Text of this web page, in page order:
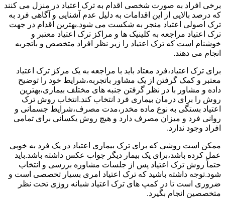
برخی افراد به صورت شخصی اقدام به ترک اعتیاد در منزل می کنند
که درصد بالایی از این اقدامات به دلیل عدم آشنایی و آگاهی فرد به
ترک اصولی اعتیاد منجر به شکست می شود.بهترین اقدام در جهت
ترک اعتیاد مراجعه به کلینیک ها و مراکز ترک اعتیاد معتبر و
خوشنام است که ترک اعتیاد را زیر نظر افراد متخصص و باتجربه
انجام می دهند.
برای ترک اعتیاد،فرد معتاد باید با مراجعه به یک مرکز ترک اعتیاد
معتبر و کمک گرفتن از یک مشاور باتجربه،شرایط خود را توضیح
داده و مشاور با در نظر گرفتن جنبه های مختلف بیماری،بهترین
روش را برای درمان بیماری فرد انتخاب کند.انتخاب روش ترک
اعتیاد بستگی به نوع ماده مخدر،مدت مصرف،شرایط جسمانی و
روانی فرد و میزان مصرف دارد و هیچ روش یکسانی برای تمامی
افراد وجود ندارد.
ممکن است روشی که برای ترک بیماری اعتیاد در یک فرد به خوبی
عمل کرده باشد،برای یک بیمار دیگر جواب عکس داشته باشد.باید
حتماً روش ترک اعتیاد پس از جلسات مشاوره بررسی و انتخاب
شود.توجه داشته باشید که ترک اعتیاد امری بسیار تخصصی است و
ضروری است تا در کمپ های ترک اعتیاد شبانه روزی تحت نظر
متخصصین انجام بگیرد.